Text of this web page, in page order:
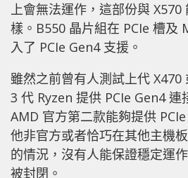
上會無法運作，這部份與 X570
樣。B550 晶片組在 PCIe 槽及
入了 PCIe Gen4 支援。
雖然之前曾有人測試上代 X470
3 代 Ryzen 提供 PCIe Gen4 連
AMD 官方第二款能夠提供
他非官方或者恰巧在其他主機
的情況，沒有人能保證穩定運
被封閉。